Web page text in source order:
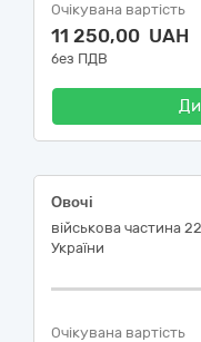
Очікувана вартість
11 250,00 UAH
без ПДВ
Овочі
військова частина
України
Очікувана вартість